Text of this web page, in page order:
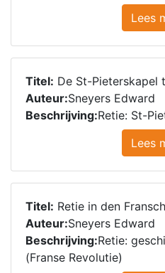
Lees
Titel: De St-Pieterskapel
Auteur:Sneyers Edward
Beschrijving:Retie: St-
Lees
Titel: Retie in den
Auteur:Sneyers Edward
Beschrijving:Retie:
(Franse Revolutie)